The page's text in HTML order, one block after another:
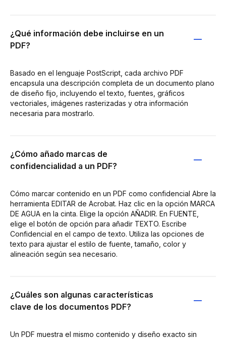
¿Qué información debe incluirse en un
PDF?
Basado en el lenguaje PostScript, cada archivo PDF
encapsula una descripción completa de un documento plano
de diseño fijo, incluyendo el texto, fuentes, gráficos
vectoriales, imágenes rasterizadas y otra información
necesaria para mostrarlo.
¿Cómo añado marcas de
confidencialidad a un PDF?
Cómo marcar contenido en un PDF como confidencial Abre la
herramienta EDITAR de Acrobat. Haz clic en la opción MARCA
DE AGUA en la cinta. Elige la opción AÑADIR. En FUENTE,
elige el botón de opción para añadir TEXTO. Escribe
Confidencial en el campo de texto. Utiliza las opciones de
texto para ajustar el estilo de fuente, tamaño, color y
alineación según sea necesario.
¿Cuáles son algunas características
clave de los documentos PDF?
Un PDF muestra el mismo contenido y diseño exacto sin